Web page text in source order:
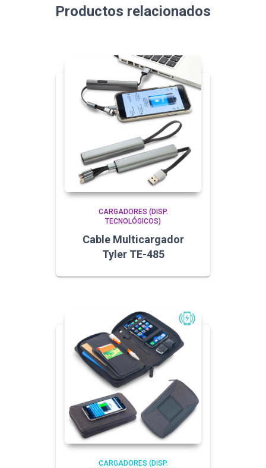
Productos relacionados
CARGADORES (DISP.
TECNOLÓGICOS)
Cable Multicargador
Tyler TE-485
CARGADORES (DISP.